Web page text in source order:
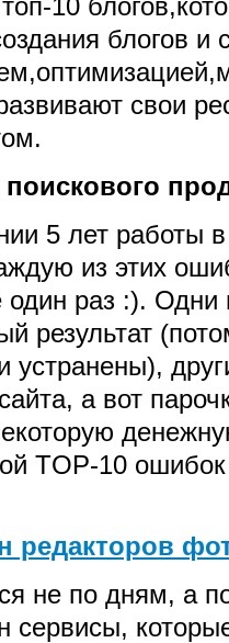
10
блогов и
свои
5 лет работы
из этих
раз :). Одни
результат
а вот
TOP-10 ошибок
редакторов
не по дням, а
сервисы,